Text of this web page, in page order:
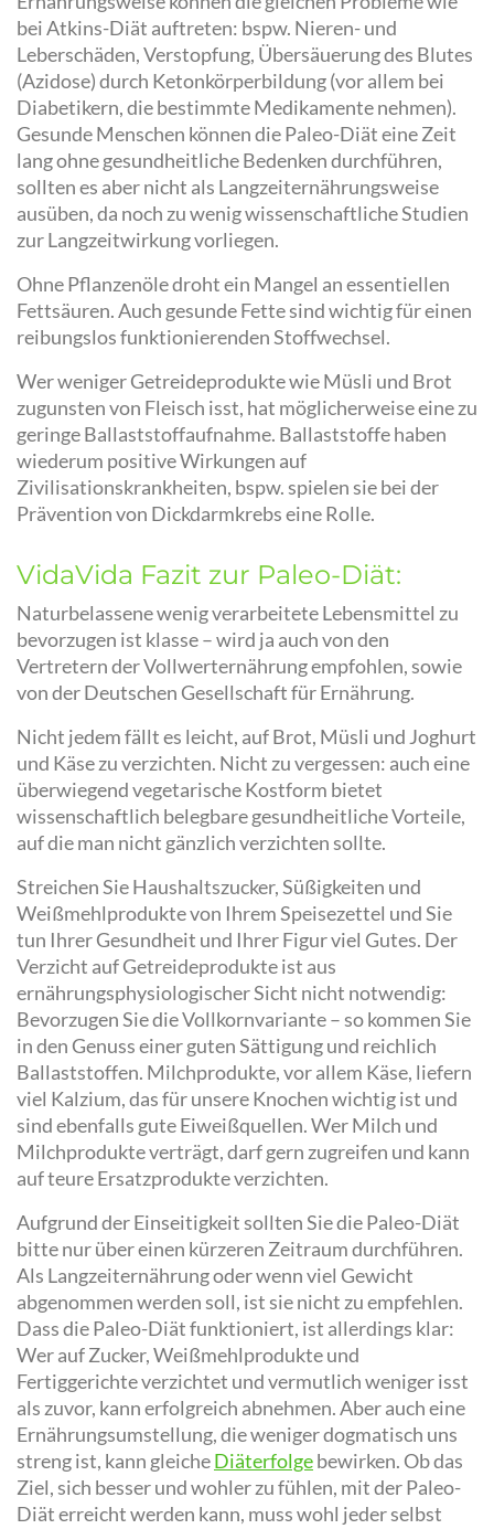
bei Atkins-Diät auftreten: bspw. Nieren- und
Leberschäden, Verstopfung, Übersäuerung des Blutes
(Azidose) durch Ketonkörperbildung (vor allem bei
Diabetikern, die bestimmte Medikamente nehmen).
Gesunde Menschen können die Paleo-Diät eine Zeit
lang ohne gesundheitliche Bedenken durchführen,
sollten es aber nicht als Langzeiternährungsweise
ausüben, da noch zu wenig wissenschaftliche Studien
zur Langzeitwirkung vorliegen.
Ohne Pflanzenöle droht ein Mangel an essentiellen
Fettsäuren. Auch gesunde Fette sind wichtig für einen
reibungslos funktionierenden Stoffwechsel.
Wer weniger Getreideprodukte wie Müsli und Brot
zugunsten von Fleisch isst, hat möglicherweise eine zu
geringe Ballaststoffaufnahme. Ballaststoffe haben
wiederum positive Wirkungen auf
Zivilisationskrankheiten, bspw. spielen sie bei der
Prävention von Dickdarmkrebs eine Rolle.
VidaVida Fazit zur Paleo-Diät:
Naturbelassene wenig verarbeitete Lebensmittel zu
bevorzugen ist klasse – wird ja auch von den
Vertretern der Vollwerternährung empfohlen, sowie
von der Deutschen Gesellschaft für Ernährung.
Nicht jedem fällt es leicht, auf Brot, Müsli und Joghurt
und Käse zu verzichten. Nicht zu vergessen: auch eine
überwiegend vegetarische Kostform bietet
wissenschaftlich belegbare gesundheitliche Vorteile,
auf die man nicht gänzlich verzichten sollte.
Streichen Sie Haushaltszucker, Süßigkeiten und
Weißmehlprodukte von Ihrem Speisezettel und Sie
tun Ihrer Gesundheit und Ihrer Figur viel Gutes. Der
Verzicht auf Getreideprodukte ist aus
ernährungsphysiologischer Sicht nicht notwendig:
Bevorzugen Sie die Vollkornvariante – so kommen Sie
in den Genuss einer guten Sättigung und reichlich
Ballaststoffen. Milchprodukte, vor allem Käse, liefern
viel Kalzium, das für unsere Knochen wichtig ist und
sind ebenfalls gute Eiweißquellen. Wer Milch und
Milchprodukte verträgt, darf gern zugreifen und kann
auf teure Ersatzprodukte verzichten.
Aufgrund der Einseitigkeit sollten Sie die Paleo-Diät
bitte nur über einen kürzeren Zeitraum durchführen.
Als Langzeiternährung oder wenn viel Gewicht
abgenommen werden soll, ist sie nicht zu empfehlen.
Dass die Paleo-Diät funktioniert, ist allerdings klar:
Wer auf Zucker, Weißmehlprodukte und
Fertiggerichte verzichtet und vermutlich weniger isst
als zuvor, kann erfolgreich abnehmen. Aber auch eine
Ernährungsumstellung, die weniger dogmatisch uns
streng ist, kann gleicheDiäterfolgebewirken. Ob das
Ziel, sich besser und wohler zu fühlen, mit der Paleo-
Diät erreicht werden kann, muss wohl jeder selbst